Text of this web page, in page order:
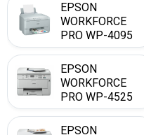
EPSON
WORKFORCE
PRO WP-4095
DN BE
EPSON
WORKFORCE
PRO WP-4525
DNF
EPSON